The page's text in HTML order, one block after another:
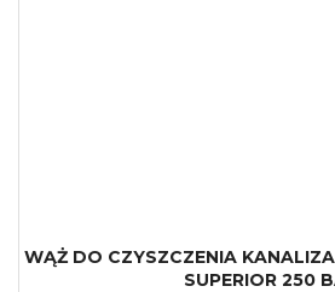
WĄŻ DO CZYSZCZENIA
SUPERIOR 250